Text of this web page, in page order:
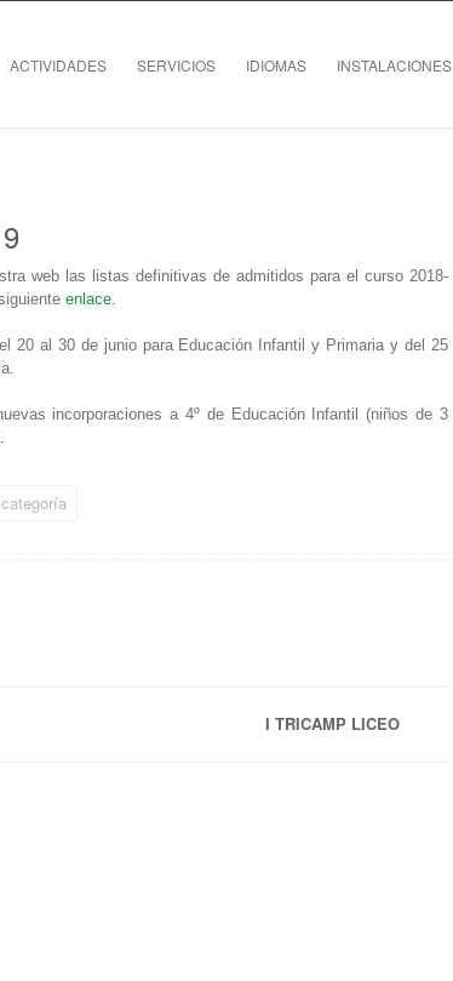
ACTIVIDADES SERVICIOS IDIOMAS INSTALACIONES
web las listas definitivas de admitidos para el curso 2018-
enlace
20 al 30 de junio para Educación Infantil y Primaria y del 25
incorporaciones a 4º de Educación Infantil (niños de 3
I TRICAMP LICEO